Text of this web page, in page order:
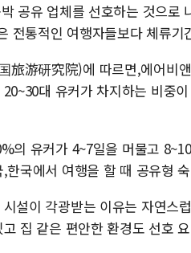
공유 업체를 선호하는 것으로
전통적인 여행자들보다 체류
旅游研究院)에 따르면,에어비
대 유커가 차지하는 비중
의 유커가 4~7일을 머물고
한국에서 여행을 할 때 공유형
설이 각광받는 이유는 자연스
집 같은 편안한 환경도 선호